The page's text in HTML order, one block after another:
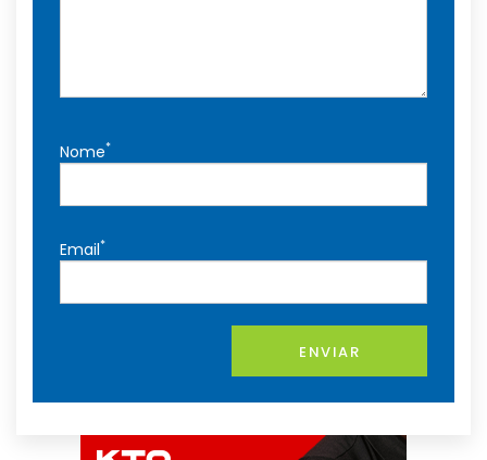
Nome*
Email*
ENVIAR